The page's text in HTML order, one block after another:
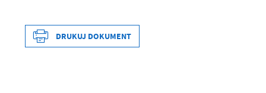
Data wytworzenia
DRUKUJ DOKUMENT